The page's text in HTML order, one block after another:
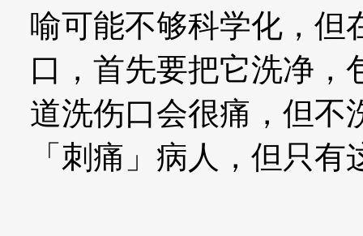
喻可能不够科学化，但
口，首先要把它洗净，
道洗伤口会很痛，但不
「刺痛」病人，但只